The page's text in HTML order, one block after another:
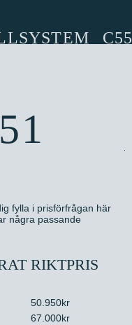
C55
fylla i prisförfrågan här
några passande
RIKTPRIS
50.950kr
67.000kr